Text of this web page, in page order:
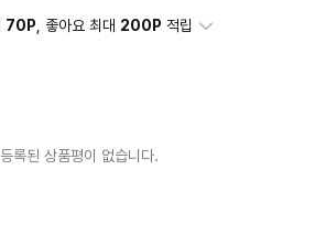
70P , 좋아요 최대 200P 적립
등록된 상품평이 없습니다.